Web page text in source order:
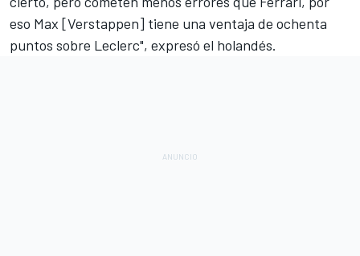
eso Max [Verstappen] tiene una ventaja de ochenta
puntos sobre Leclerc", expresó el holandés.